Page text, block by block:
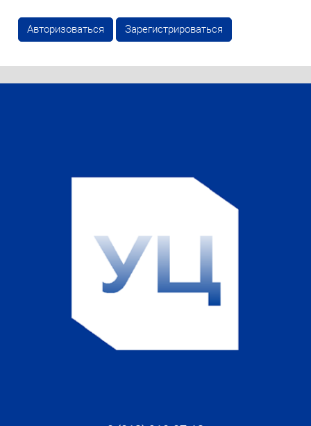
Авторизоваться Зарегистрироваться